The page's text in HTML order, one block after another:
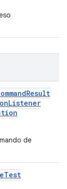
Result
Listener
de
Test